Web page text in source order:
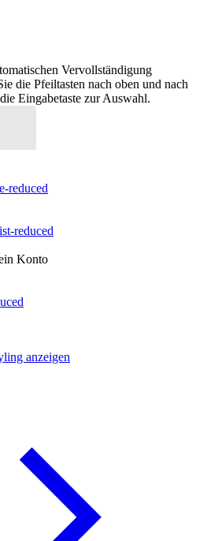
Vervollständigung
die Pfeiltasten nach oben und nach
Eingabetaste zur Auswahl.
Konto
anzeigen